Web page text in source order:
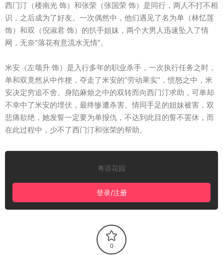
西门汀（楼南光 饰）和张荣（张国荣 饰）是同行，两人不打不相
识，之后成为了好友。一次偶然中，他们遇见了名为单（林忆莲
饰）和双（倪淑君 饰）的扒手姐妹，两个大男人迅速坠入了情
网，无奈“落花有意流水无情”。
米安（左颂升 饰）是入行多年的职业杀手，一次执行任务之时，
单和双竟然从中作梗，夺走了米安的“劳动果实”，愤怒之中，米
安决定穷追不舍。身陷麻烦之中的双转而向西门汀求助，可单却
不幸中了米安的埋伏，最终惨遭杀害。情同手足的姐妹被害，双
悲痛欲绝，她发誓一定要为单报仇，不达到此目的誓不罢休，而
在此过程中，少不了西门汀和张荣的帮助。
粤语花园
登录/注册
0